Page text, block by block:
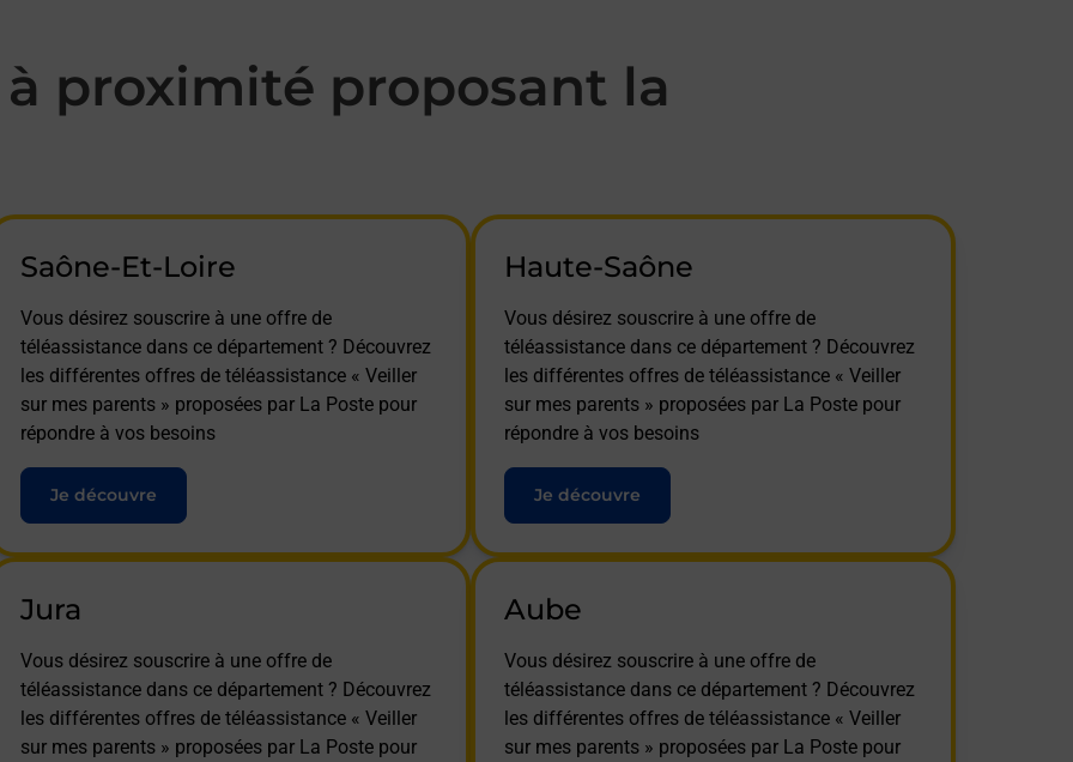
proximité proposant la
Saône-Et-Loire
Vous désirez souscrire à une offre de
téléassistance dans ce département ? Découvrez
les différentes offres de téléassistance « Veiller
sur mes parents » proposées par La Poste pour
répondre à vos besoins
Je découvre
Haute-Saône
Vous désirez souscrire à une offre de
téléassistance dans ce département ? Découvrez
les différentes offres de téléassistance « Veiller
sur mes parents » proposées par La Poste pour
répondre à vos besoins
Je découvre
Jura
Vous désirez souscrire à une offre de
téléassistance dans ce département ? Découvrez
les différentes offres de téléassistance « Veiller
sur mes parents » proposées par La Poste pour
Aube
Vous désirez souscrire à une offre de
téléassistance dans ce département ? Découvrez
les différentes offres de téléassistance « Veiller
sur mes parents » proposées par La Poste pour